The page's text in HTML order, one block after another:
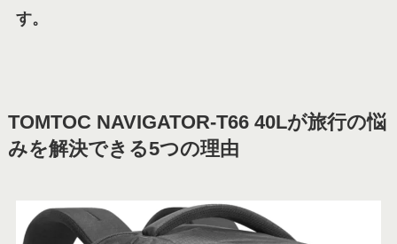
す。
TOMTOC NAVIGATOR-T66 40Lが旅行の悩
みを解決できる5つの理由